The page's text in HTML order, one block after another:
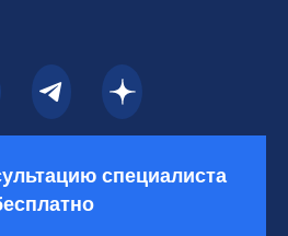
специалиста